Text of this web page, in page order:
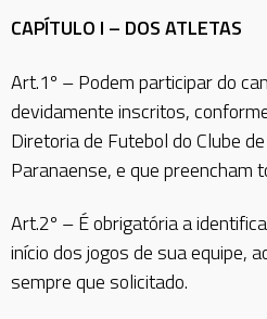
CAPÍTULO I – DOS ATLETAS
Art.1º – Podem participar do
devidamente inscritos,
Diretoria de Futebol do Clube
Paranaense, e que preencham
Art.2º – É obrigatória a
início dos jogos de sua equipe,
sempre que solicitado.